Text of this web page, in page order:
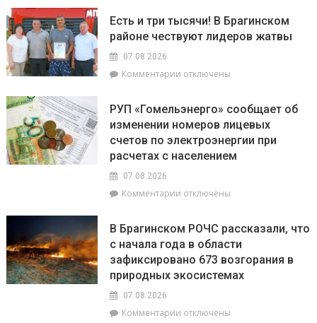
фестиваль
«Зов
на
селе
БелОМО.
Лукашенко
посещает
Вилейский
район
Есть и три тысячи! В Брагинском
районе чествуют лидеров жатвы
07.08.2026
Комментарии к
и
три
тысячи!
В
чествуют
отключены
РУП «Гомельэнерго» сообщает об
изменении номеров лицевых
счетов по электроэнергии при
расчетах с населением
07.08.2026
Комментарии к
«Гомельэнерго»
сообщает
об
изменении
счетов
отключены
В Брагинском РОЧС рассказали, что
с начала года в области
зафиксировано 673 возгорания в
природных экосистемах
07.08.2026
Комментарии котключены